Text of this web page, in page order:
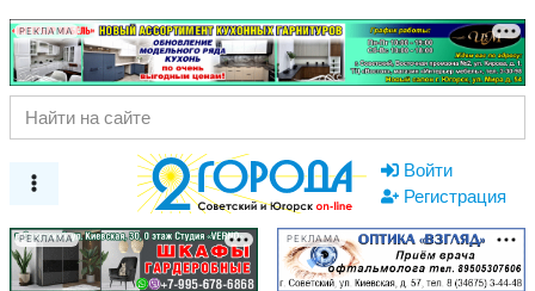
РЕКЛАМА
Войти
Регистрация
РЕКЛАМА РЕКЛАМА